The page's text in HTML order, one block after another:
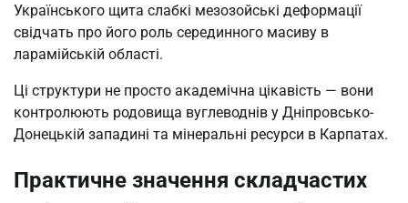
Українського щита слабкі мезозойські деформації
свідчать про його роль серединного масиву в
ларамійській області.
Ці структури не просто академічна цікавість — вони
контролюють родовища вуглеводнів у Дніпровсько-
Донецькій западині та мінеральні ресурси в Карпатах.
Практичне значення складчастих